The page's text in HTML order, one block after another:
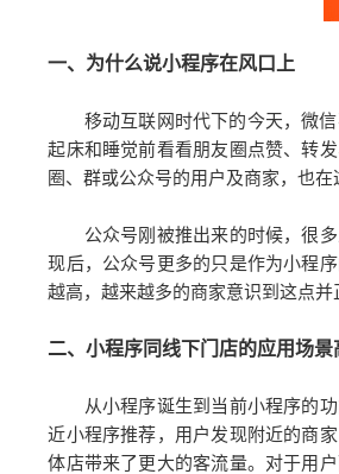
一、为什么说小程序在风口上
移动互联网时代下的今天，微信
起床和睡觉前看看朋友圈点赞、转
圈、群或公众号的用户及商家，也
公众号刚被推出来的时候，很多
现后，公众号更多的只是作为小程
越高，越来越多的商家意识到这点
二、小程序同线下门店的应用场景
从小程序诞生到当前小程序的功
近小程序推荐，用户发现附近的商
体店带来了更大的客流量。对于用